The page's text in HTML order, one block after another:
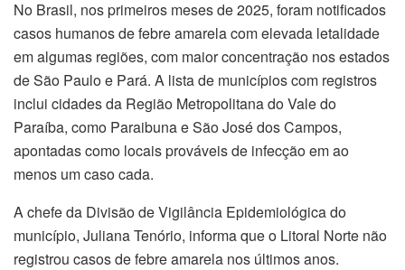
No Brasil, nos primeiros meses de 2025, foram notificados
casos humanos de febre amarela com elevada letalidade
em algumas regiões, com maior concentração nos estados
de São Paulo e Pará. A lista de municípios com registros
inclui cidades da Região Metropolitana do Vale do
Paraíba, como Paraibuna e São José dos Campos,
apontadas como locais prováveis de infecção em ao
menos um caso cada.
A chefe da Divisão de Vigilância Epidemiológica do
município, Juliana Tenório, informa que o Litoral Norte não
registrou casos de febre amarela nos últimos anos.